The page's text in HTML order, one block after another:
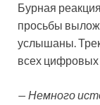
Бурная
просьбы
услышаны.
всех
— Немного